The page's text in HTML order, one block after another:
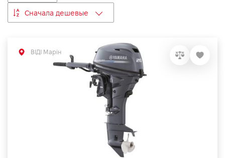
Сначала дешевые
ВІДІ Марін
Підпишись на наш канал та слідкуй за
акціями, послугами та новинками